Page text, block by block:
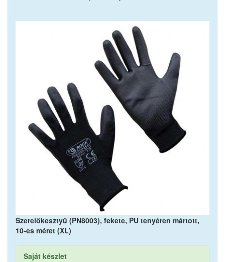
Szerelőkesztyű (PN8003), fekete, PU tenyéren mártott,
10-es méret (XL)
Saját készlet